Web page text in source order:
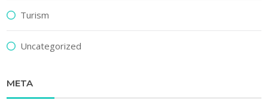
Turism
Uncategorized
META